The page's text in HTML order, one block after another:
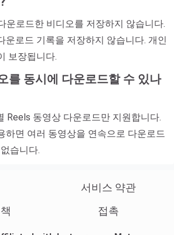
운로드한 비디오를 저장하지 않습니다.
운로드 기록을 저장하지 않습니다. 개인
보장됩니다.
를 동시에 다운로드할 수 있나
Reels 동영상 다운로드만 지원합니다.
하면 여러 동영상을 연속으로 다운로드
습니다.
서비스 약관
접촉